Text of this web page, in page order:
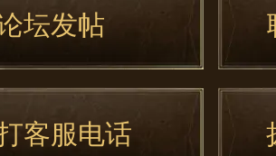
坛发帖
客服电话